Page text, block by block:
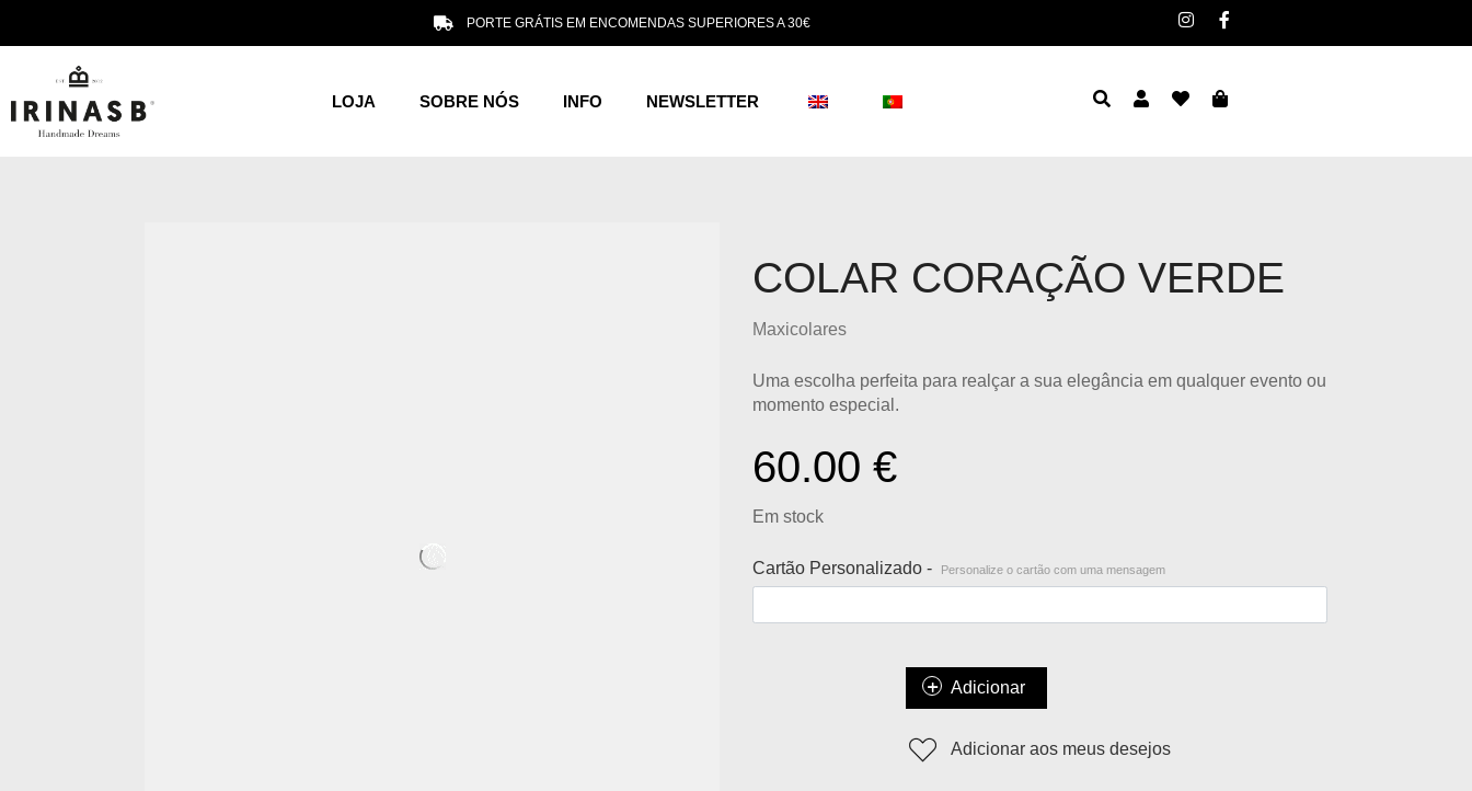
PORTE GRÁTIS EM ENCOMENDAS SUPERIORES A 30€
LOJA SOBRE NÓS INFO NEWSLETTER
COLAR CORAÇÃO VERDE
Maxicolares
Uma escolha perfeita para realçar a sua elegância em qualquer evento ou
momento especial.
60.00 €
Em stock
Cartão Personalizado - Personalize o cartão com uma mensagem
Adicionar
Adicionar aos meus desejos